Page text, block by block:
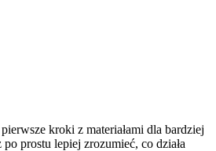
kroki z materiałami dla bardziej
prostu lepiej zrozumieć, co działa